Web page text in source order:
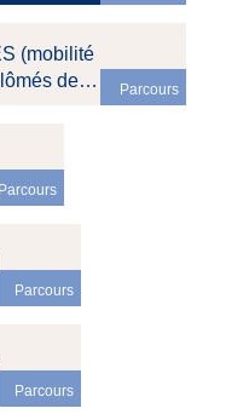
(mobilité
de
Parcours
Parcours
Parcours
Parcours